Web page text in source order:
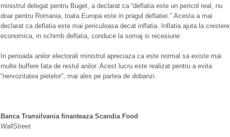
ministrul delegat pentru Buget, a declarat ca “deflatia este un pericol real, nu
doar pentru Romania, toata Europa este in pragul deflatiei.” Acesta a mai
declarat ca deflatia este mai periculoasa decat inflatia. Inflatia ajuta la crestere
economica, in schimb deflatia, conduce la somaj si recesiune.
In perioada anilor electorali ministrul apreciaza ca este normal sa existe mai
multe buffere fata de restul anilor. Acest lucru este realizat pentru a evita
“nervozitatea pietelor”, mai ales pe partea de dobanzi.
Banca Transilvania finanteaza Scandia Food
WallStreet